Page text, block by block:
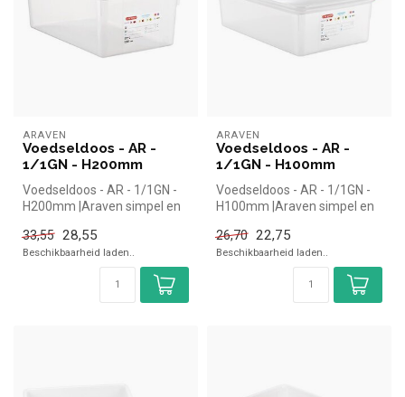
ARAVEN
Voedseldoos - AR -
1/1GN - H200mm
Voedseldoos - AR - 1/1GN -
H200mm |Araven simpel en
horeca...
33,55 28,55
Beschikbaarheid laden..
ARAVEN
Voedseldoos - AR -
1/1GN - H100mm
Voedseldoos - AR - 1/1GN -
H100mm |Araven simpel en
horeca...
26,70 22,75
Beschikbaarheid laden..